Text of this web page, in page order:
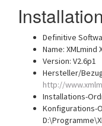
Installation
Definitive
Name: XMLmind
Version: V2.6p1
Hersteller/
http://
Installations-
Konfigurations-